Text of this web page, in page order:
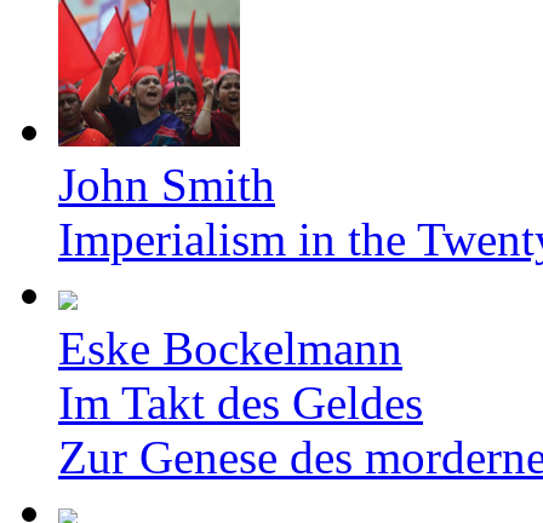
John Smith
Imperialism in the
Eske Bockelmann
Im Takt des Geldes
Zur Genese des